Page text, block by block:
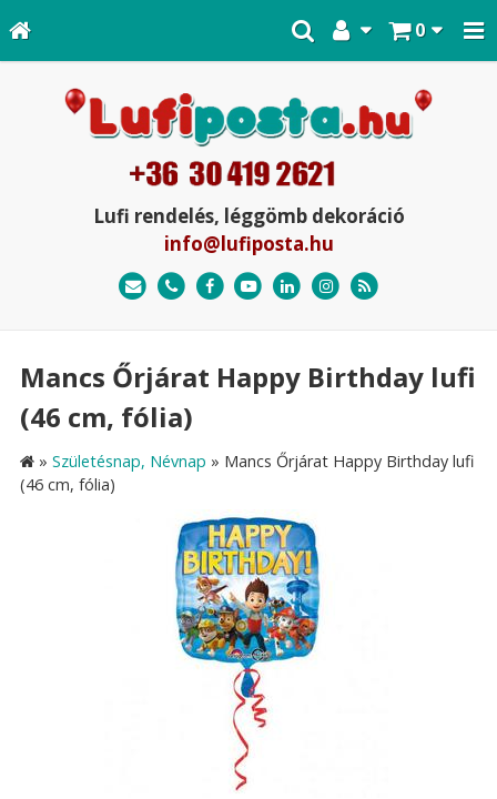
0
Lufi rendelés, léggömb dekoráció
info@lufiposta.hu
Mancs Őrjárat Happy Birthday lufi
(46 cm, fólia)
» Születésnap, Névnap » Mancs Őrjárat Happy Birthday lufi
(46 cm, fólia)